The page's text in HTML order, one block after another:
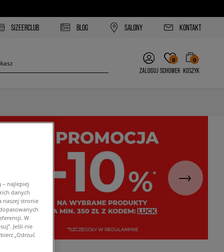
SIZEERCLUB BLOG SALONY KONTAKT
ZALOGUJ
0
SCHOWEK
0
KOSZYK
– najlepiej
danych
naszej stronie
W
Jeśli nie
„Odrzuć